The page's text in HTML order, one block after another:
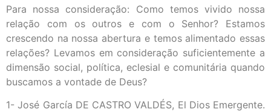
Para nossa consideração: Como temos vivido nossa
relação com os outros e com o Senhor? Estamos
crescendo na nossa abertura e temos alimentado essas
relações? Levamos em consideração suficientemente a
dimensão social, política, eclesial e comunitária quando
buscamos a vontade de Deus?
1- José García DE CASTRO VALDÉS, El Dios Emergente.